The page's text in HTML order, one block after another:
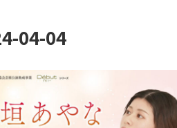
04-04